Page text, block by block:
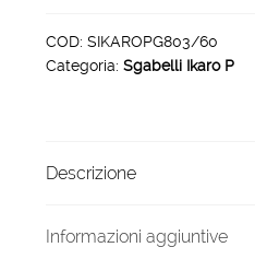
3
gradini
x
cm
COD: SIKAROPG803/60
Categoria: Sgabelli Ikaro P
Descrizione
Informazioni aggiuntive